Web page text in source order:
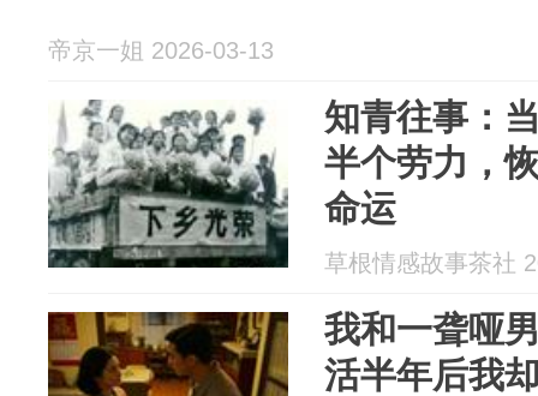
帝京一姐 2026-03-13
知青往事：
半个劳力，
命运
草根情感故事茶社
我和一聋哑
活半年后我